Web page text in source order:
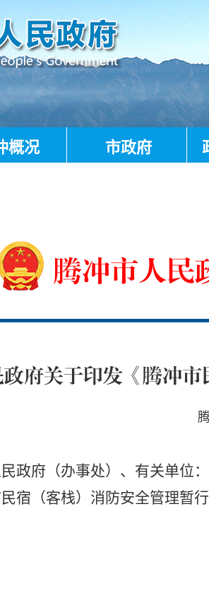
概况 市政府
腾冲市人民
府关于印发《腾冲
政府（办事处）、有关单位：
（客栈）消防安全管理暂行